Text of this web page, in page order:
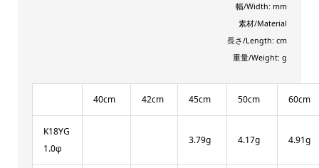
幅/Width: mm
素材/Material
長さ/Length: cm
重量/Weight: g
40cm 42cm 45cm 50cm 60cm
K18YG
1.0φ
3.79g 4.17g 4.91g